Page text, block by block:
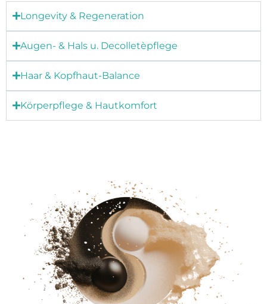
Longevity & Regeneration
Augen- & Hals u. Decolletèpflege
Haar & Kopfhaut-Balance
Körperpflege & Hautkomfort